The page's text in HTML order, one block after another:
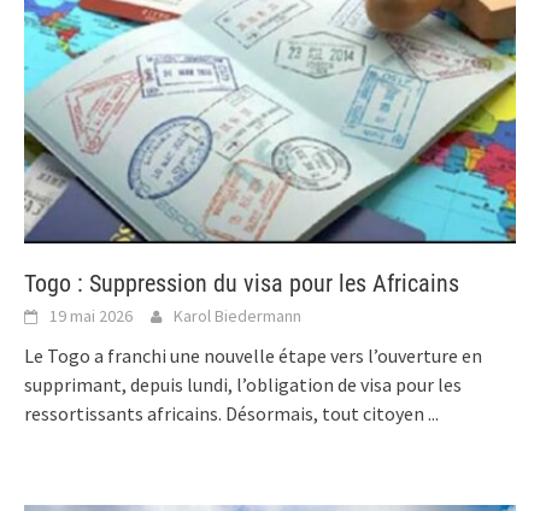
Togo : Suppression du visa pour les Africains
19 mai 2026 Karol Biedermann
Le Togo a franchi une nouvelle étape vers l’ouverture en
supprimant, depuis lundi, l’obligation de visa pour les
ressortissants africains. Désormais, tout citoyen ...